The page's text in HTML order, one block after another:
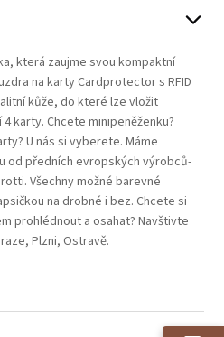
která zaujme svou kompaktní
na karty Cardprotector s RFID
kůže, do které lze vložit
karty. Chcete minipeněženku?
U nás si vyberete. Máme
od předních evropských výrobců-
Všechny možné barevné
na drobné i bez. Chcete si
prohlédnout a osahat? Navštivte
Plzni, Ostravě.